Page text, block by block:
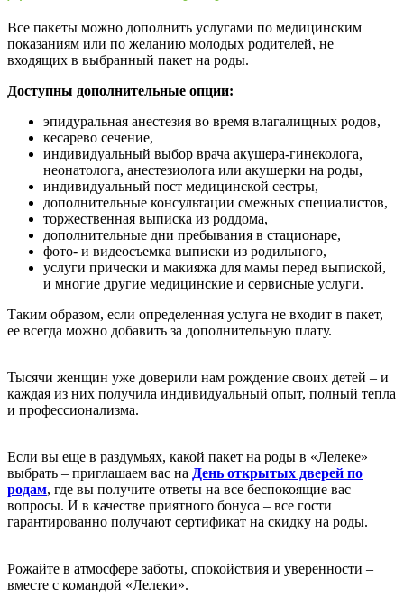
Все пакеты можно дополнить услугами по медицинским
показаниям или по желанию молодых родителей, не
входящих в выбранный пакет на роды.
Доступны дополнительные опции:
эпидуральная анестезия во время влагалищных родов,
кесарево сечение,
индивидуальный выбор врача акушера-гинеколога,
неонатолога, анестезиолога или акушерки на роды,
индивидуальный пост медицинской сестры,
дополнительные консультации смежных специалистов,
торжественная выписка из роддома,
дополнительные дни пребывания в стационаре,
фото- и видеосъемка выписки из родильного,
услуги прически и макияжа для мамы перед выпиской,
и многие другие медицинские и сервисные услуги.
Таким образом, если определенная услуга не входит в пакет,
ее всегда можно добавить за дополнительную плату.
Тысячи женщин уже доверили нам рождение своих детей – и
каждая из них получила индивидуальный опыт, полный тепла
и профессионализма.
Если вы еще в раздумьях, какой пакет на роды в «Лелеке»
выбрать – приглашаем вас на День открытых дверей по
родам, где вы получите ответы на все беспокоящие вас
вопросы. И в качестве приятного бонуса – все гости
гарантированно получают сертификат на скидку на роды.
Рожайте в атмосфере заботы, спокойствия и уверенности –
вместе с командой «Лелеки».